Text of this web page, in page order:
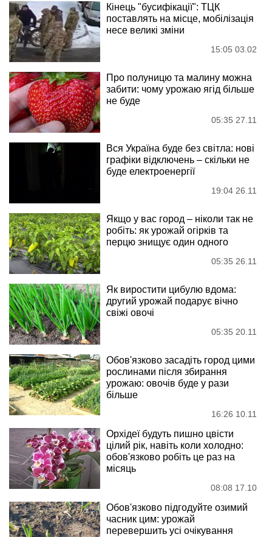
Кінець "бусифікації": ТЦК
поставлять на місце, мобілізація
несе великі зміни
15:05 03.02
Про полуницю та малину можна
забити: чому урожаю ягід більше
не буде
05:35 27.11
Вся Україна буде без світла: нові
графіки відключень – скільки не
буде електроенергії
19:04 26.11
Якщо у вас город – ніколи так не
робіть: як урожай огірків та
перцю знищує один одного
05:35 26.11
Як виростити цибулю вдома:
другий урожай подарує вічно
свіжі овочі
05:35 20.11
Обов'язково засадіть город цими
рослинами після збирання
урожаю: овочів буде у рази
більше
16:26 10.11
Орхідеї будуть пишно цвісти
цілий рік, навіть коли холодно:
обов'язково робіть це раз на
місяць
08:08 17.10
Обов'язково підгодуйте озимий
часник цим: урожай
перевершить усі очікування